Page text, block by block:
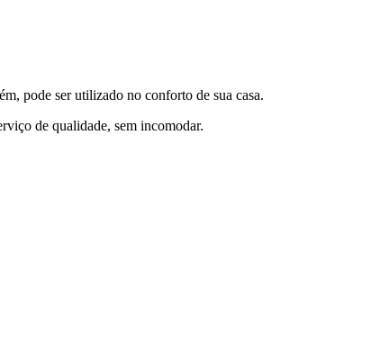
pode ser utilizado no conforto de sua casa.
de qualidade, sem incomodar.